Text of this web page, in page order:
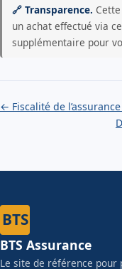
🔗 Transparence.
un achat effectué via
supplémentaire pour
← Fiscalité de
BTS
BTS Assurance
Le site de référence pour